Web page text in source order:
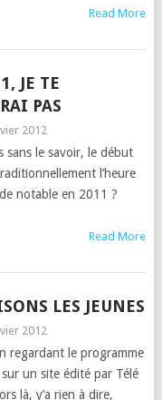
Read More
JE TE
PAS
2012
sans le savoir, le début
l’heure
notable en 2011 ?
Read More
LES JEUNES
2012
regar­dant le pro­gramme
un site édité par Télé
là, y’a rien à dire,